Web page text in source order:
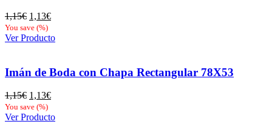
1,15€ El
precio
original
1,13€El
actual
You save (%)
Ver Producto
Imán de Boda con Chapa Rectangular 78X53
1,15€ El
precio
original
1,13€El
actual
You save (%)
Ver Producto